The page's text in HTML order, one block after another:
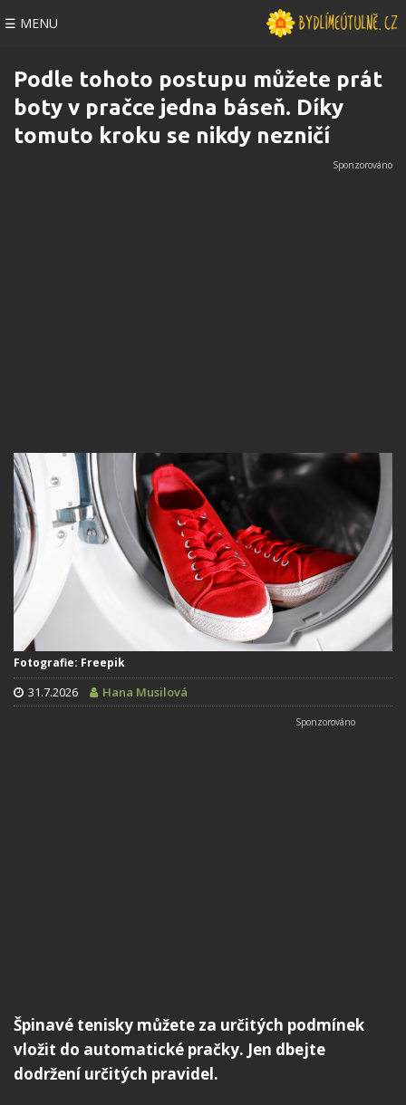
☰ MENU
Podle tohoto postupu můžete prát
boty v pračce jedna báseň. Díky
tomuto kroku se nikdy nezničí
Fotografie: Freepik
31.7.2026 Hana Musilová
Špinavé tenisky můžete za určitých podmínek
vložit do automatické pračky. Jen dbejte
dodržení určitých pravidel.